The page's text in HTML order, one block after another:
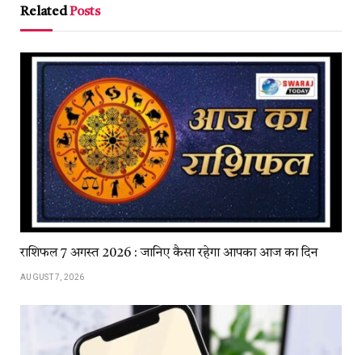
RelatedPosts
राशिफल 7 अगस्त 2026 : जानिए कैसा रहेगा आपका आज का दिन
AUGUST 7, 2026